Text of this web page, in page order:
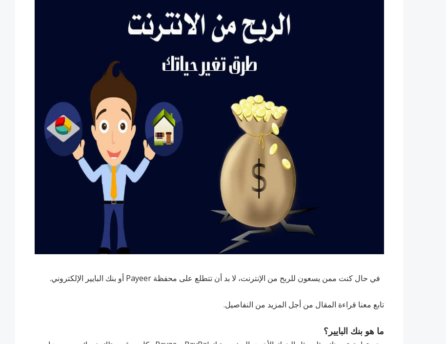
في حال كنت ممن يسعون للربح من الإنترنت، لا بد أن تتطلع على محفظة Payeer أو بنك البايير الإلكتروني.
تابع معنا قراءة المقال من أجل المزيد من النفاصيل.
ما هو بنك البايير؟